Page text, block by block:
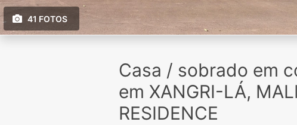
41 FOTOS
Casa / sobrado em
em XANGRI-LÁ,
RESIDENCE